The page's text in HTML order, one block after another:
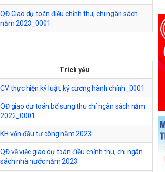
QĐ Giao dự toán điều chỉnh thu, chi ngân sách
năm 2023_0001
Trích yếu
CV thực hiện kỷ luật, kỷ cương hành chính_0001
QĐ giao dự toán bổ sung thu chí ngân sách năm
2022_0001
KH vốn đầu tư công năm 2023
QĐ về việc giao dự toán điều chỉnh thu, chi ngân
sách nhà nước năm 2023